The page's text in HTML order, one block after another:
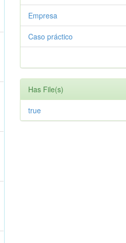
Empresa
Caso práctico
Has File(s)
true